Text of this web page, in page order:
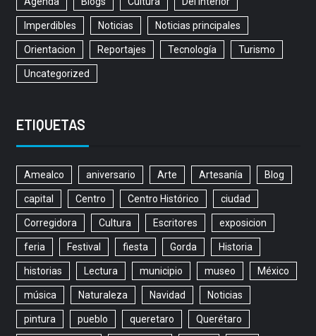
Imperdibles Noticias Noticias principales
Orientacion Reportajes Tecnología Turismo
Uncategorized
ETIQUETAS
Amealco aniversario Arte Artesanía Blog
capital Centro Centro Histórico ciudad
Corregidora Cultura Escritores exposicion
feria Festival fiesta Gorda Historia
historias Lectura municipio museo México
música Naturaleza Navidad Noticias
pintura pueblo queretaro Querétaro